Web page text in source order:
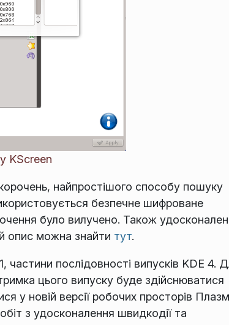
KScreen
найпростішого способу пошуку
безпечне шифроване
було вилучено. Також
опис можна знайти тут.
послідовності випусків KDE 4.
цього випуску буде здійснюватися
у новій версії робочих просторів
з удосконалення швидкодії та